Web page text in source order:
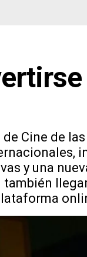
Cine de
y una